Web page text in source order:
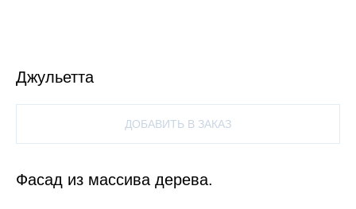
Джульетта
ДОБАВИТЬ В ЗАКАЗ
Фасад из массива дерева.